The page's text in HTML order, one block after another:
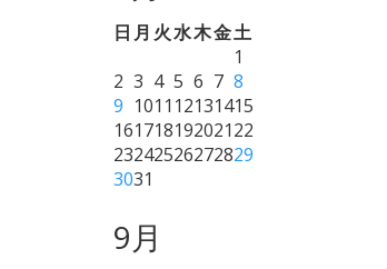
日 月 火水木金土
1
2 3 4 5 6 7 8
9 1011 12131415
16171819202122
23242526272829
3031
9月